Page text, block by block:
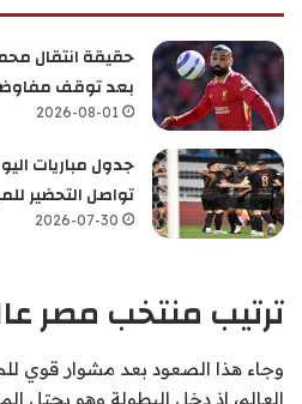
حقيقة انتقال
بعد توقف
2026-08-01
جدول مباريات
تواصل التحضير
2026-07-30
ترتيب منتخب مصر
وجاء هذا الصعود بعد مشوار قوي